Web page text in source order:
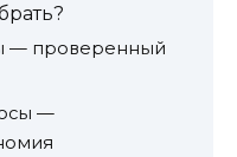
— проверенный
—